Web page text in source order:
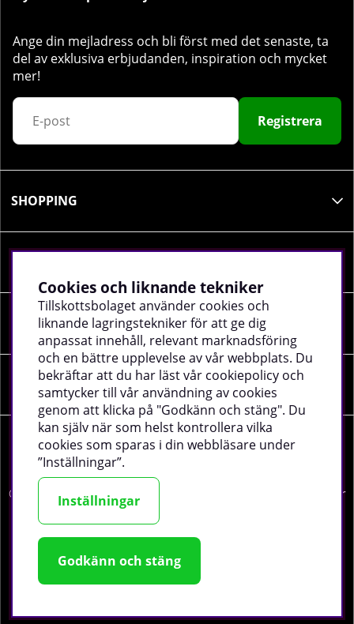
Ange din mejladress och bli först med det senaste, ta
del av exklusiva erbjudanden, inspiration och mycket
mer!
Registrera
SHOPPING
SOCIALA MEDIER
FÖRETAGSUPPGIFTER
© 2026 tillskottsbolaget.se. Vi använder cookies -
läs mer
Cookies och liknande tekniker
Tillskottsbolaget använder cookies och
liknande lagringstekniker för att ge dig
anpassat innehåll, relevant marknadsföring
och en bättre upplevelse av vår webbplats. Du
bekräftar att du har läst vår cookiepolicy och
samtycker till vår användning av cookies
genom att klicka på "Godkänn och stäng". Du
kan själv när som helst kontrollera vilka
cookies som sparas i din webbläsare under
”Inställningar”.
Inställningar
Godkänn och stäng